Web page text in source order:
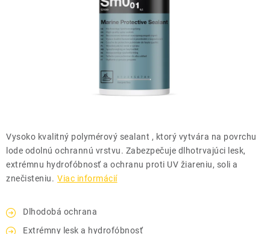
+421 918 725 111
Vysoko kvalitný polymérový sealant , ktorý vytvára na povrchu
lode odolnú ochrannú vrstvu. Zabezpečuje dlhotrvajúci lesk,
extrémnu hydrofóbnosť a ochranu proti UV žiareniu, soli a
znečisteniu. Viac informácií
Dlhodobá ochrana
Extrémny lesk a hydrofóbnosť